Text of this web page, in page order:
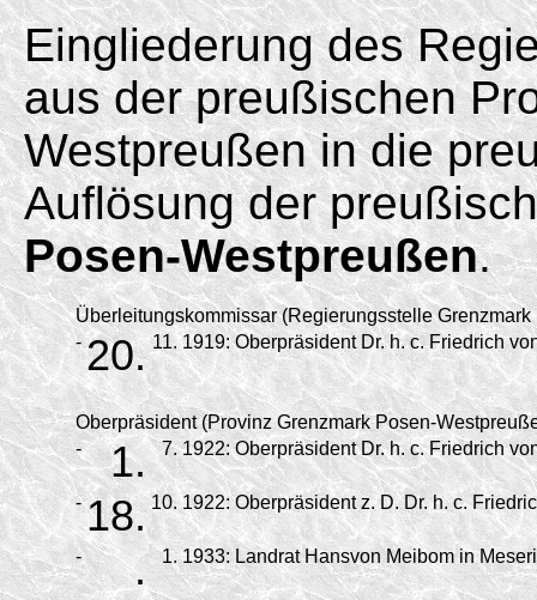
Eingliederung des
aus der preußischen
Westpreußen in die
Auflösung der
Posen-Westpreußen.
Überleitungskommissar (Regierungsstelle
- 20. 11. 1919: Oberpräsident Dr. h. c. Friedrich
Oberpräsident (Provinz Grenzmark Posen-
-
1. 7. 1922: Oberpräsident Dr. h. c. Friedrich
- 18. 10. 1922: Oberpräsident z. D. Dr. h. c.
- . 1. 1933: Landrat Hansvon Meibom in